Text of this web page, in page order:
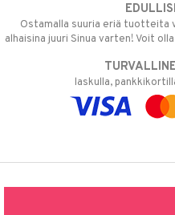
Ostamalla suuria eriä tuotteita
alhaisina juuri Sinua varten! Voit
laskulla,